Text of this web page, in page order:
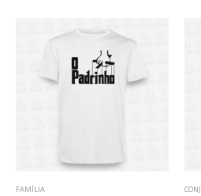
CONJUNTOS & NAMORADOS